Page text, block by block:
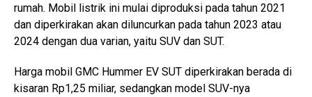
rumah. Mobil listrik ini mulai diproduksi pada tahun 2021
dan diperkirakan akan diluncurkan pada tahun 2023 atau
2024 dengan dua varian, yaitu SUV dan SUT.
Harga mobil GMC Hummer EV SUT diperkirakan berada di
kisaran Rp1,25 miliar, sedangkan model SUV-nya